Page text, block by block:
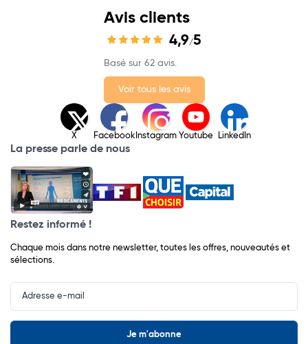
Avis clients
4,9/5
Basé sur 62 avis.
Voir tous les avis
X Facebook Instagram Youtube LinkedIn
La presse parle de nous
Restez informé !
Chaque mois dans notre newsletter, toutes les offres, nouveautés et
sélections.
Input
Newsletter